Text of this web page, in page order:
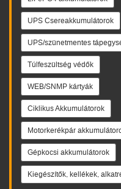
UPS Csereakkumulátorok
UPS/szünetmentes
Túlfeszültség védők
WEB/SNMP kártyák
Ciklikus Akkumulátorok
Motorkerékpár
Gépkocsi akkumulátorok
Kiegészítők, kellékek,